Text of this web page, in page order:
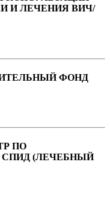
И ЛЕЧЕНИЯ ВИЧ/
ФОНД
ПО
(ЛЕЧЕБНЫЙ